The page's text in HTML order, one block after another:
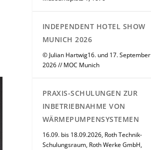
INDEPENDENT HOTEL SHOW
MUNICH 2026
© Julian Hartwig16. und 17. September
2026 // MOC Munich
PRAXIS-SCHULUNGEN ZUR
INBETRIEBNAHME VON
WÄRMEPUMPENSYSTEMEN
16.09. bis 18.09.2026, Roth Technik-
Schulungsraum, Roth Werke GmbH,